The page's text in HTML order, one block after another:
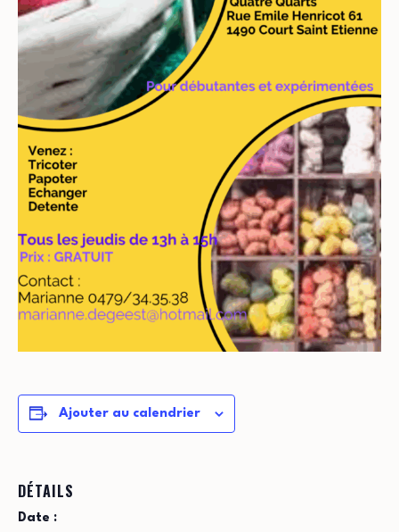
Ajouter au calendrier
DÉTAILS
Date :